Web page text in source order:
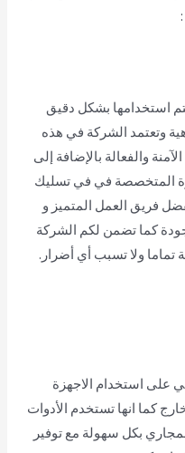
استخدامها بشكل دقيق
وتعتمد الشركة في هذه
والفعالة بالإضافة إلى
المتخصصة في في تسليك
فريق العمل المتميز و
كما تضمن لكم الشركة
تماما ولا تسبب أي أضرار.
على استخدام الاجهزة
كما انها تستخدم الأدوات
بكل سهولة مع توفير